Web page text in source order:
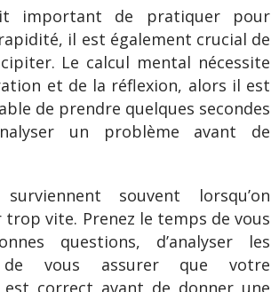
important de pratiquer pour
il est également crucial de
Le calcul mental nécessite
et de la réflexion, alors il est
de prendre quelques secondes
un problème avant de
souvent lorsqu’on
trop vite. Prenez le temps de vous
questions, d’analyser les
vous assurer que votre
est correct avant de donner une